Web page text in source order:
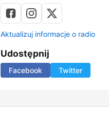
Aktualizuj informacje o radio
Udostępnij
Facebook Twitter